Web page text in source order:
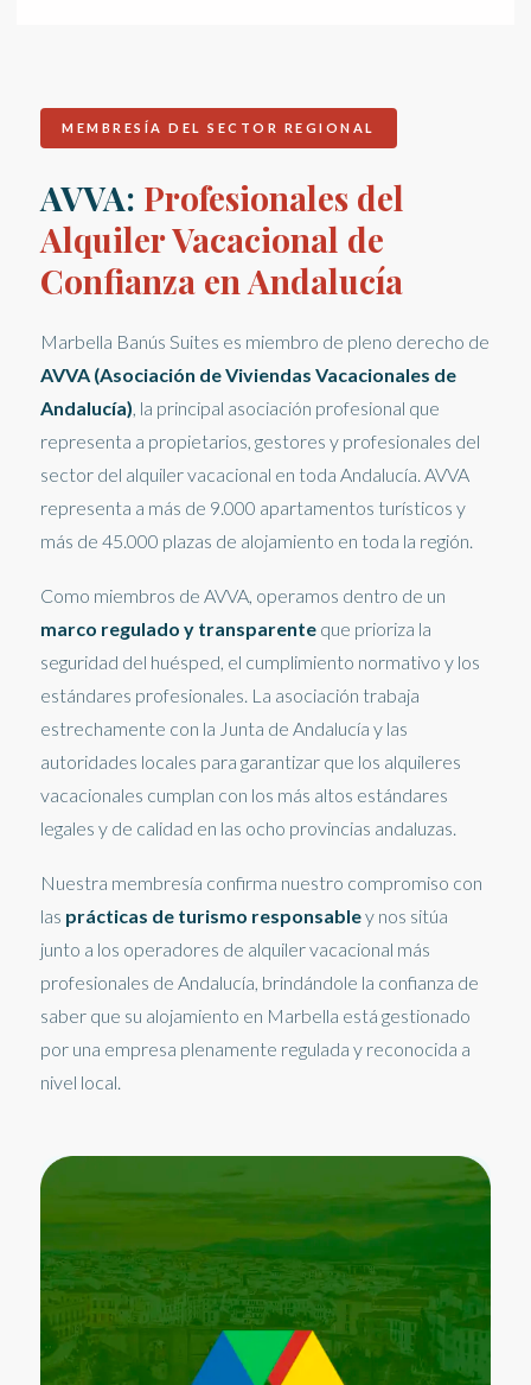
MEMBRESÍA DEL SECTOR REGIONAL
AVVA: Profesionales del
Alquiler Vacacional de
Confianza en Andalucía
Marbella Banús Suites es miembro de pleno derecho de
AVVA (Asociación de Viviendas Vacacionales de
Andalucía), la principal asociación profesional que
representa a propietarios, gestores y profesionales del
sector del alquiler vacacional en toda Andalucía. AVVA
representa a más de 9.000 apartamentos turísticos y
más de 45.000 plazas de alojamiento en toda la región.
Como miembros de AVVA, operamos dentro de un
marco regulado y transparente que prioriza la
seguridad del huésped, el cumplimiento normativo y los
estándares profesionales. La asociación trabaja
estrechamente con la Junta de Andalucía y las
autoridades locales para garantizar que los alquileres
vacacionales cumplan con los más altos estándares
legales y de calidad en las ocho provincias andaluzas.
Nuestra membresía confirma nuestro compromiso con
las prácticas de turismo responsabley nos sitúa
junto a los operadores de alquiler vacacional más
profesionales de Andalucía, brindándole la confianza de
saber que su alojamiento en Marbella está gestionado
por una empresa plenamente regulada y reconocida a
nivel local.